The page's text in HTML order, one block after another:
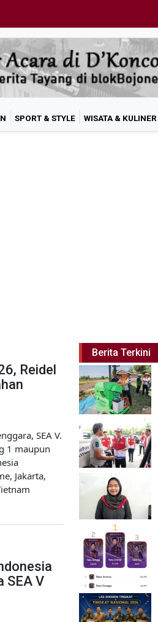
SPORT & STYLE WISATA & KULINER
Reidel
SEA V.
1 maupun
Jakarta,
SEA V
Berita Terkini